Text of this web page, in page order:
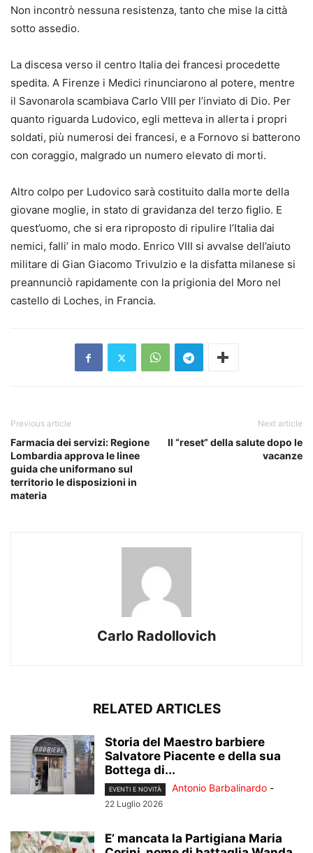
Non incontrò nessuna resistenza, tanto che mise la città
sotto assedio.
La discesa verso il centro Italia dei francesi procedette
spedita. A Firenze i Medici rinunciarono al potere, mentre
il Savonarola scambiava Carlo VIII per l’inviato di Dio. Per
quanto riguarda Ludovico, egli metteva in allerta i propri
soldati, più numerosi dei francesi, e a Fornovo si batterono
con coraggio, malgrado un numero elevato di morti.
Altro colpo per Ludovico sarà costituito dalla morte della
giovane moglie, in stato di gravidanza del terzo figlio. E
quest’uomo, che si era riproposto di ripulire l’Italia dai
nemici, falli’ in malo modo. Enrico VIII si avvalse dell’aiuto
militare di Gian Giacomo Trivulzio e la disfatta milanese si
preannunciò rapidamente con la prigionia del Moro nel
castello di Loches, in Francia.
Previous article
Farmacia dei servizi: Regione
Lombardia approva le linee
guida che uniformano sul
territorio le disposizioni in
materia
Next article
Il “reset” della salute dopo le
vacanze
Carlo Radollovich
RELATED ARTICLES
Storia del Maestro barbiere
Salvatore Piacente e della sua
Bottega di...
EVENTI E NOVITÀ Antonio Barbalinardo -
22 Luglio 2026
E’ mancata la Partigiana Maria